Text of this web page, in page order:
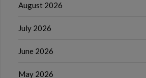
August 2026
July 2026
June 2026
May 2026